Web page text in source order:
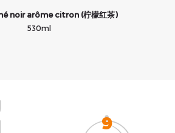
noir arôme citron (柠檬红茶)
530ml
9